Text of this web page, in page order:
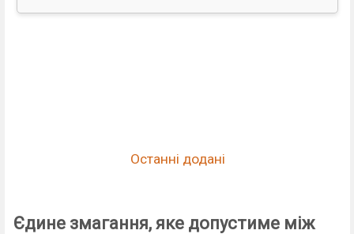
Останні додані
Єдине змагання, яке допустиме між